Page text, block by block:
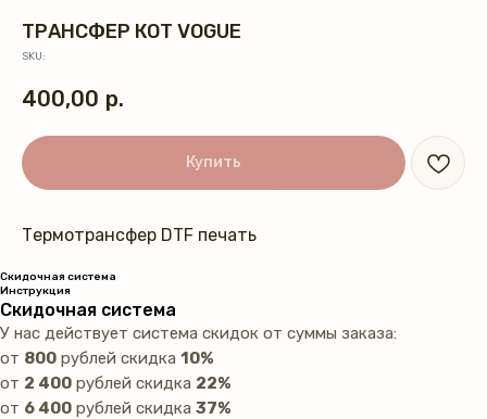
ТРАНСФЕР КОТ VOGUE
SKU:
400,00 р.
Купить
Термотрансфер DTF печать
Скидочная система
Инструкция
Скидочная система
У нас действует система скидок от суммы заказа:
от 800 рублей скидка 10%
от 2 400 рублей скидка 22%
от 6 400 рублей скидка 37%